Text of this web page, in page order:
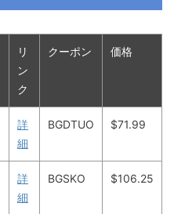
リ
ン
ク
クーポン 価格
詳
細
BGDTUO $71.99
詳
細
BGSKO $106.25